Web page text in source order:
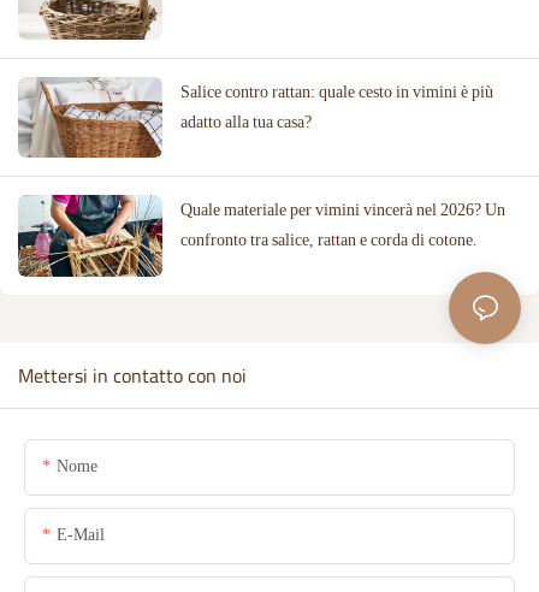
Salice contro rattan: quale cesto in vimini è più
adatto alla tua casa?
Quale materiale per vimini vincerà nel 2026? Un
confronto tra salice, rattan e corda di cotone.
Mettersi in contatto con noi
Nome
E-Mail